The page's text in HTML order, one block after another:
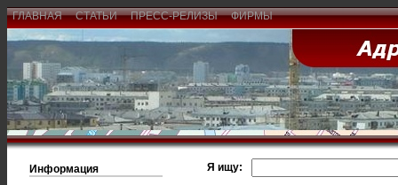
ГЛАВНАЯ СТАТЬИ ПРЕСС-РЕЛИЗЫ ФИРМЫ
Информация
Я ищу: